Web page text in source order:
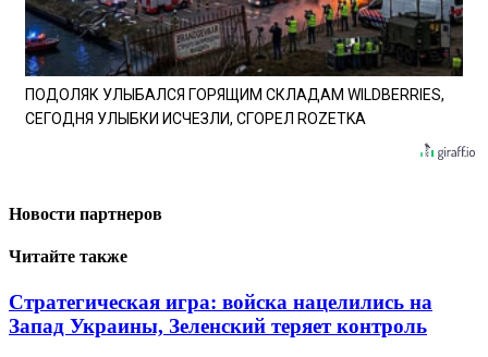
ПОДОЛЯК УЛЫБАЛСЯ ГОРЯЩИМ СКЛАДАМ WILDBERRIES,
СЕГОДНЯ УЛЫБКИ ИСЧЕЗЛИ, СГОРЕЛ ROZETKA
Новости партнеров
Читайте также
Стратегическая игра: войска нацелились на
Запад Украины, Зеленский теряет контроль